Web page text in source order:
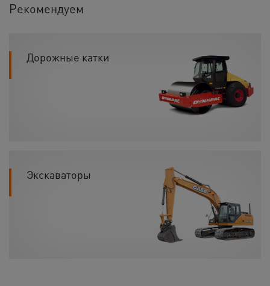
Рекомендуем
Дорожные катки
Экскаваторы